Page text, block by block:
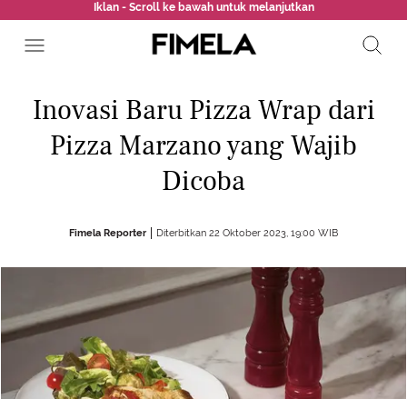
Iklan - Scroll ke bawah untuk melanjutkan
Inovasi Baru Pizza Wrap dari
Pizza Marzano yang Wajib
Dicoba
Fimela Reporter Diterbitkan 22 Oktober 2023, 19:00 WIB